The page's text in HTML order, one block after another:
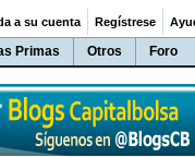
Primas Otros Foro
a su cuenta Regístrese